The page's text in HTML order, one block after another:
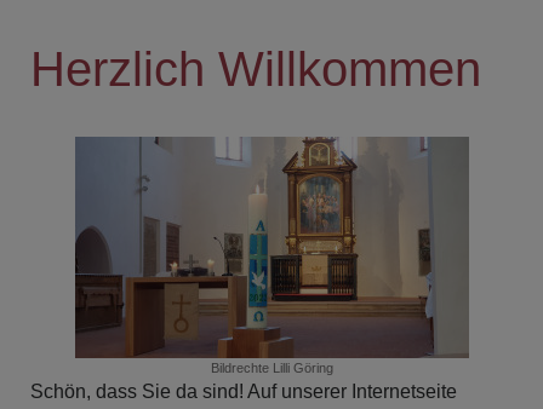
Herzlich Willkommen
Bildrechte Lilli Göring
Schön, dass Sie da sind! Auf unserer Internetseite